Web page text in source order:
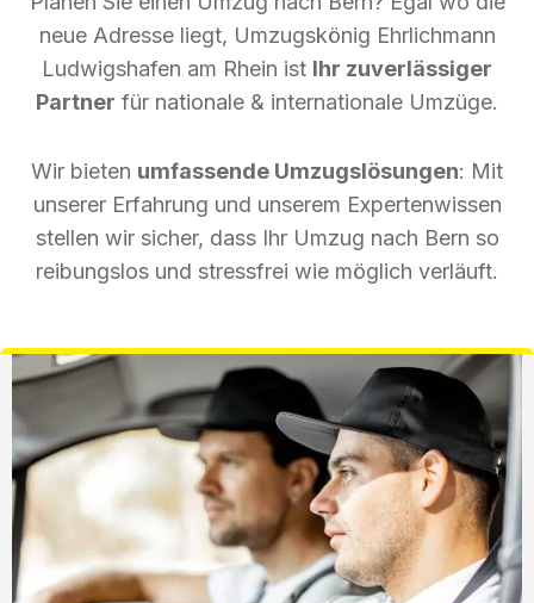
neue Adresse liegt, Umzugskönig Ehrlichmann
Ludwigshafen am Rhein ist Ihr zuverlässiger
Partner für nationale & internationale Umzüge.
Wir bieten umfassende Umzugslösungen: Mit
unserer Erfahrung und unserem Expertenwissen
stellen wir sicher, dass Ihr Umzug nach Bern so
reibungslos und stressfrei wie möglich verläuft.